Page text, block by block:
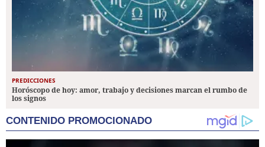
PREDICCIONES
Horóscopo de hoy: amor, trabajo y decisiones marcan el rumbo de
los signos
CONTENIDO PROMOCIONADO